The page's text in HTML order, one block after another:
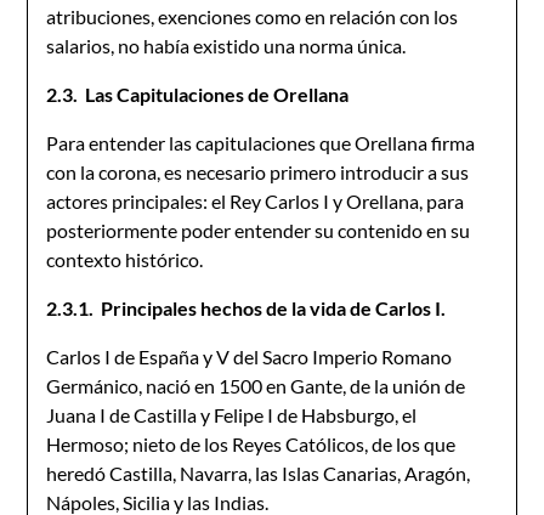
atribuciones, exenciones como en relación con los
salarios, no había existido una norma única.
2.3. Las Capitulaciones de Orellana
Para entender las capitulaciones que Orellana firma
con la corona, es necesario primero introducir a sus
actores principales: el Rey Carlos I y Orellana, para
posteriormente poder entender su contenido en su
contexto histórico.
2.3.1. Principales hechos de la vida de Carlos I.
Carlos I de España y V del Sacro Imperio Romano
Germánico, nació en 1500 en Gante, de la unión de
Juana I de Castilla y Felipe I de Habsburgo, el
Hermoso; nieto de los Reyes Católicos, de los que
heredó Castilla, Navarra, las Islas Canarias, Aragón,
Nápoles, Sicilia y las Indias.